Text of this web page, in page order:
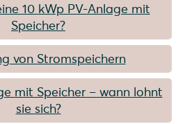
10 kWp PV-Anlage mit
Speicher?
von Stromspeichern
mit Speicher – wann lohnt
sie sich?